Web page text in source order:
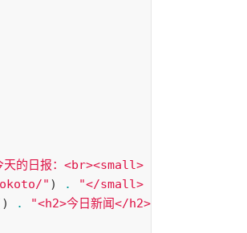
天的日报：<br><small>
" ) .
"</small>
. "<h2>今日新闻</h2>"